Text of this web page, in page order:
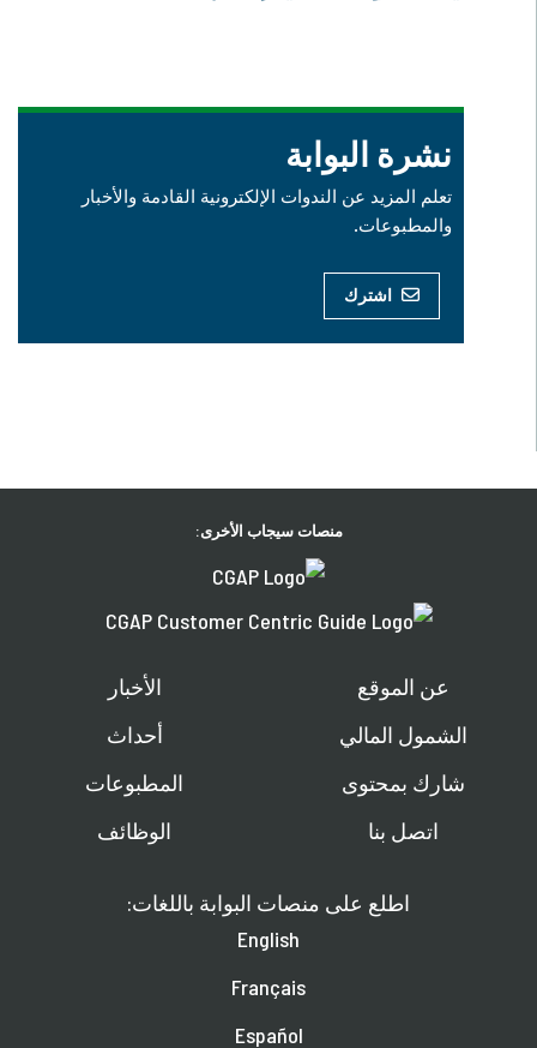
نشرة البوابة
تعلم المزيد عن الندوات الإلكترونية القادمة والأخبار
والمطبوعات.
اشترك
منصات سيجاب الأخرى:
عن الموقع
الشمول المالي
شارك بمحتوى
اتصل بنا
الأخبار
أحداث
المطبوعات
الوظائف
اطلع على منصات البوابة باللغات:
English
Français
Español